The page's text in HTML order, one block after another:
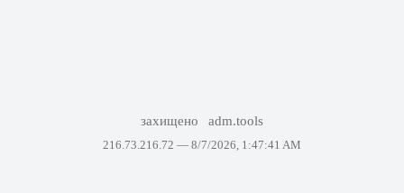
захищено adm.tools
216.73.216.72 — 8/7/2026, 1:47:41 AM